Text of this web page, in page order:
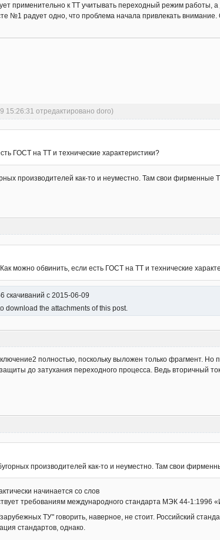
применительно к ТТ учитывать переходный режим работы,
№1 радует одно, что проблема начала привлекать
15:26:31 отредактировано doro)
ГОСТ на ТТ и технические характеристики?
производителей как-то и неуместно. Там свои фирменные
можно обвинить, если есть ГОСТ на ТТ и технические
скачиваний с 2015-06-09
download the attachments of this post.
полностью, поскольку выложен только фрагмент.
до затухания переходного процесса. Ведь вторичный
производителей как-то и неуместно. Там свои
начинается со слов
требованиям международного стандарта МЭК 44-
ТУ" говорить, наверное, не стоит. Российский
стандартов, однако.